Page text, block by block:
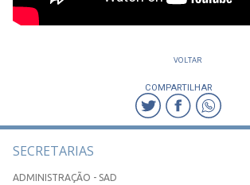
VOLTAR
COMPARTILHAR
SECRETARIAS
ADMINISTRAÇÃO - SAD